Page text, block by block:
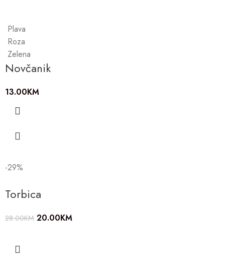
Plava
Roza
Zelena
Novčanik
13.00KM
-29%
Torbica
28.00KM 20.00KM